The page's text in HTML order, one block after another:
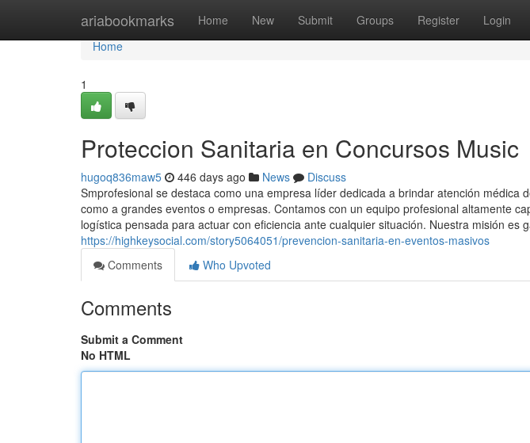
ariabookmarks Home New Submit Groups Register Login
Home
Home
1
Proteccion Sanitaria en Concursos Music
hugoq836maw5 446 days ago News
Discuss
Smprofesional se destaca como una empresa líder dedicada a brindar atención médica
como a grandes eventos o empresas. Contamos con un equipo profesional altamente
logística pensada para actuar con eficiencia ante cualquier situación. Nuestra misión es
https://highkeysocial.com/story5064051/prevencion-sanitaria-en-eventos-masivos
Comments
Who Upvoted
Comments
Submit a Comment
No HTML